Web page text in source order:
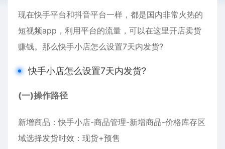
现在快手平台和抖音平台一样，都是国内非常火热的
短视频app，利用平台的流量，可以在这里开店卖货
赚钱。那么快手小店怎么设置7天内发货?
快手小店怎么设置7天内发货?
(一)操作路径
新增商品：快手小店-商品管理-新增商品-价格库存区
域选择发货时效：现货+预售